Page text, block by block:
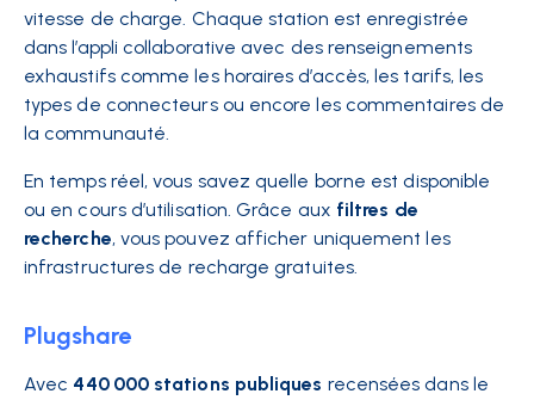
vitesse de charge. Chaque station est enregistrée
dans l’appli collaborative avec des renseignements
exhaustifs comme les horaires d’accès, les tarifs, les
types de connecteurs ou encore les commentaires de
la communauté.
En temps réel, vous savez quelle borne est disponible
ou en cours d’utilisation. Grâce aux filtres de
recherche, vous pouvez afficher uniquement les
infrastructures de recharge gratuites.
Plugshare
Avec 440 000 stations publiques recensées dans le